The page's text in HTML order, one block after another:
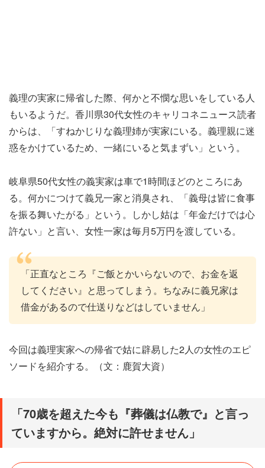
義理の実家に帰省した際、何かと不憫な思いをしている人
もいるようだ。香川県30代女性のキャリコネニュース読者
からは、「すねかじりな義理姉が実家にいる。義理親に迷
惑をかけているため、一緒にいると気まずい」という。
岐阜県50代女性の義実家は車で1時間ほどのところにあ
る。何かにつけて義兄一家と消臭され、「義母は皆に食事
を振る舞いたがる」という。しかし姑は「年金だけでは心
許ない」と言い、女性一家は毎月5万円を渡している。
「正直なところ『ご飯とかいらないので、お金を返
してください』と思ってしまう。ちなみに義兄家は
借金があるので仕送りなどはしていません」
今回は義理実家への帰省で姑に辟易した2人の女性のエピ
ソードを紹介する。（文：鹿賀大資）
「70歳を超えた今も『葬儀は仏教で』と言っ
ていますから。絶対に許せません」